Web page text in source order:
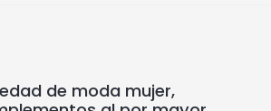
de moda mujer,